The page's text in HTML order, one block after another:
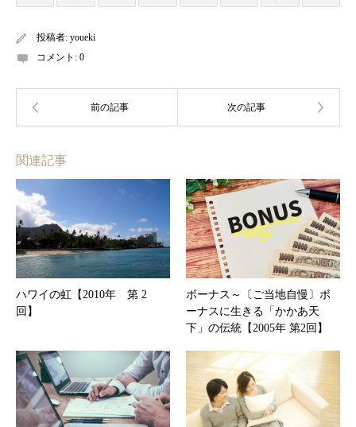
投稿者: youeki
コメント: 0
関連記事
ハワイの虹【2010年 第 2
回】
ボーナス～〔ご当地自慢〕ボ
ーナスに生きる「かかあ天
下」の伝統【2005年 第2回】